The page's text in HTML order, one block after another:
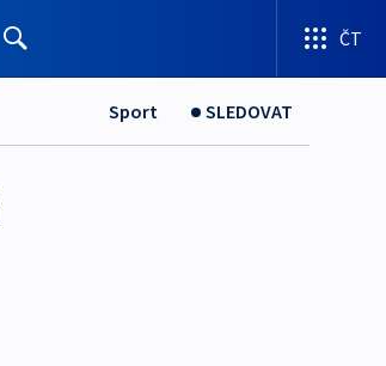
ČT
Sport SLEDOVAT